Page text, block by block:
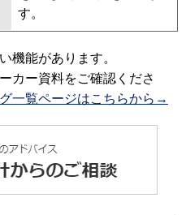
す。
機能があります。
カー資料をご確認くださ
一覧ページはこちらから→